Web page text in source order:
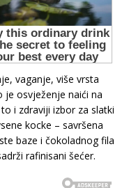
vaganje, više vrsta
je osvježenje naići na
i zdraviji izbor za slatki
kocke – savršena
baze i čokoladnog fila
rafinisani šećer.